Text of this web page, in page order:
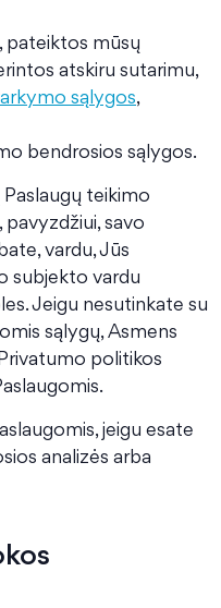
pateiktos mūsų
atskiru sutarimu,
sąlygos,
bendrosios sąlygos.
teikimo
savo
vardu, Jūs
subjekto vardu
Jeigu nesutinkate su
sąlygų, Asmens
politikos
jeigu esate
analizės arba